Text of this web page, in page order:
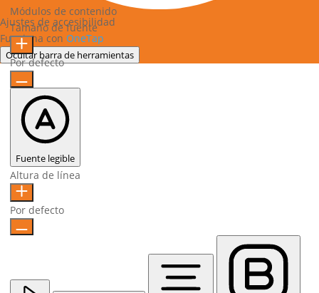
Ajustes de accesibilidad
Funciona con OneTap
Ocultar barra de herramientas
Módulos de contenido
Tamaño de fuente
Por defecto
Fuente legible
Altura de línea
Por defecto